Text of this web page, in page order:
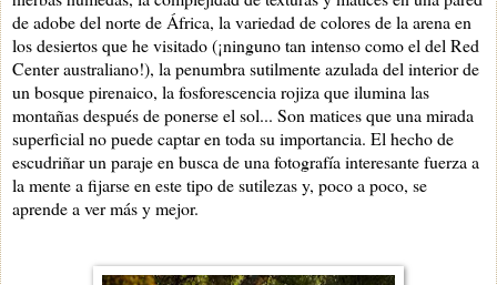
de adobe del norte de África, la variedad de colores de la arena en
los desiertos que he visitado (¡ninguno tan intenso como el del Red
Center australiano!), la penumbra sutilmente azulada del interior de
un bosque pirenaico, la fosforescencia rojiza que ilumina las
montañas después de ponerse el sol... Son matices que una mirada
superficial no puede captar en toda su importancia. El hecho de
escudriñar un paraje en busca de una fotografía interesante fuerza a
la mente a fijarse en este tipo de sutilezas y, poco a poco, se
aprende a ver más y mejor.